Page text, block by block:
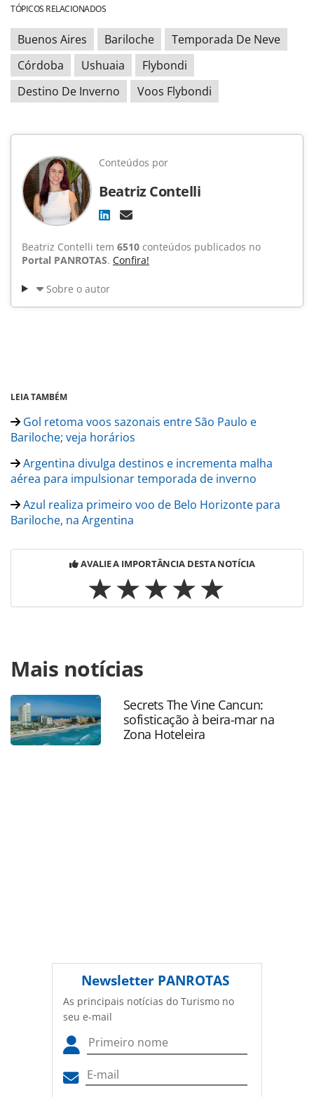
TÓPICOS RELACIONADOS
Buenos Aires Bariloche
Temporada De Neve
Córdoba
Ushuaia
Flybondi
Destino De Inverno
Voos Flybondi
Conteúdos por
Beatriz Contelli
Beatriz Contelli tem 6510 conteúdos publicados no
Portal PANROTAS. Confira!
Sobre o autor
LEIA TAMBÉM
Gol retoma voos sazonais entre São Paulo e
Bariloche; veja horários
Argentina divulga destinos e incrementa malha
aérea para impulsionar temporada de inverno
Azul realiza primeiro voo de Belo Horizonte para
Bariloche, na Argentina
AVALIE A IMPORTÂNCIA DESTA NOTÍCIA
https://www.panrotas.com.br/aviacao/novas-
rotas/2025/07/flybondi-aumenta-frequencia-de-voos-para-
bariloche-ushuaia-e-cordoba_219226.html ou as
ferramentas oferecidas na página. Todo o conteúdo
produzido pela PANROTAS Editora é protegido pela
legislação brasileira sobre direito autoral. Não reproduza o
Mais notícias
Secrets The Vine Cancun:
sofisticação à beira-mar na
Zona Hoteleira
Newsletter PANROTAS
As principais notícias do Turismo no
seu e-mail